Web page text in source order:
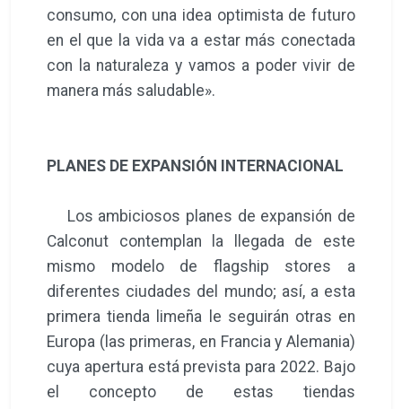
consumo, con una idea optimista de futuro
en el que la vida va a estar más conectada
con la naturaleza y vamos a poder vivir de
manera más saludable».
PLANES DE EXPANSIÓN INTERNACIONAL
Los ambiciosos planes de expansión de
Calconut contemplan la llegada de este
mismo modelo de flagship stores a
diferentes ciudades del mundo; así, a esta
primera tienda limeña le seguirán otras en
Europa (las primeras, en Francia y Alemania)
cuya apertura está prevista para 2022. Bajo
el concepto de estas tiendas